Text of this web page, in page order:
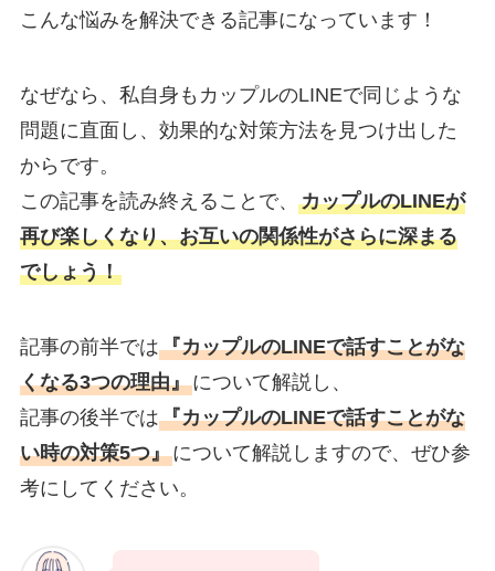
こんな悩みを解決できる記事になっています！
なぜなら、私自身もカップルのLINEで同じような
問題に直面し、効果的な対策方法を見つけ出した
からです。
この記事を読み終えることで、 カップルのLINEが
再び楽しくなり、お互いの関係性がさらに深まる
でしょう！
記事の前半では『カップルのLINEで話すことがな
くなる3つの理由』について解説し、
記事の後半では『カップルのLINEで話すことがな
い時の対策5つ』について解説しますので、ぜひ参
考にしてください。